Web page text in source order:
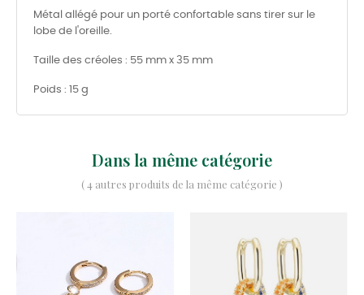
Métal allégé pour un porté confortable sans tirer sur le
lobe de l'oreille.
Taille des créoles : 55 mm x 35 mm
Poids : 15 g
Dans la même catégorie
( 4 autres produits de la même catégorie )